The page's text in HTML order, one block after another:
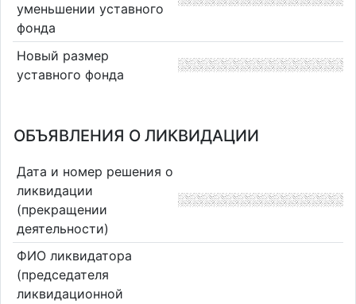
уменьшении уставного
фонда
Новый размер
уставного фонда
ОБЪЯВЛЕНИЯ О ЛИКВИДАЦИИ
Дата и номер решения о
ликвидации
(прекращении
деятельности)
ФИО ликвидатора
(председателя
ликвидационной